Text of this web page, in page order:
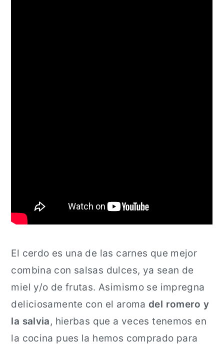
El cerdo es una de las carnes que mejor
combina con salsas dulces, ya sean de
miel y/o de frutas. Asimismo se impregna
deliciosamente con el aroma del romero y
la salvia, hierbas que a veces tenemos en
la cocina pues la hemos comprado para